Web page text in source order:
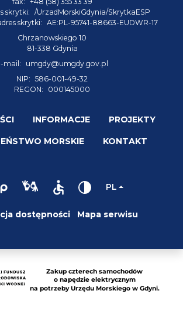
skrytki:
/UrzadMorskiGdynia/SkrytkaESP
skrytki:
AE:PL-95741-88663-EUDWR-17
Chrzanowskiego 10
81-338 Gdynia
mail:
umgdy@umgdy.gov.pl
NIP: 586-001-49-32
REGON:
000145000
INFORMACJE PROJEKTY
MORSKIE KONTAKT
PL
dostępności Mapa serwisu